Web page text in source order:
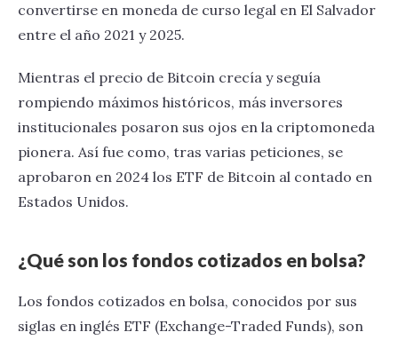
convertirse en moneda de curso legal en El Salvador
entre el año 2021 y 2025.
Mientras el precio de Bitcoin crecía y seguía
rompiendo máximos históricos, más inversores
institucionales posaron sus ojos en la criptomoneda
pionera. Así fue como, tras varias peticiones, se
aprobaron en 2024 los ETF de Bitcoin al contado en
Estados Unidos.
¿Qué son los fondos cotizados en bolsa?
Los fondos cotizados en bolsa, conocidos por sus
siglas en inglés ETF (Exchange-Traded Funds), son